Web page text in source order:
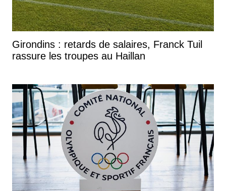
Girondins : retards de salaires, Franck Tuil
rassure les troupes au Haillan